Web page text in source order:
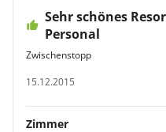
Sehr schönes
Personal
Zwischenstopp
15.12.2015
Zimmer